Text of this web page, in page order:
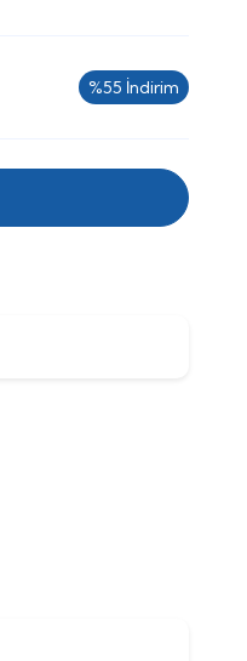
%55 İndirim